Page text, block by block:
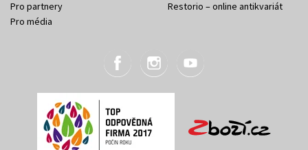
Pro partnery
Pro média
Restorio – online antikvariát